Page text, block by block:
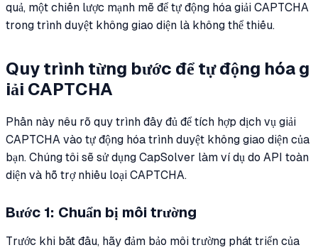
quả, một chiến lược mạnh mẽ để tự động hóa giải CAPTCHA
trong trình duyệt không giao diện là không thể thiếu.
Quy trình từng bước để tự động hóa g
iải CAPTCHA
Phần này nêu rõ quy trình đầy đủ để tích hợp dịch vụ giải
CAPTCHA vào tự động hóa trình duyệt không giao diện của
bạn. Chúng tôi sẽ sử dụng CapSolver làm ví dụ do API toàn
diện và hỗ trợ nhiều loại CAPTCHA.
Bước 1: Chuẩn bị môi trường
Trước khi bắt đầu, hãy đảm bảo môi trường phát triển của